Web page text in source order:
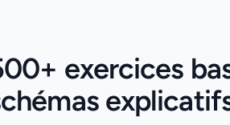
exercices